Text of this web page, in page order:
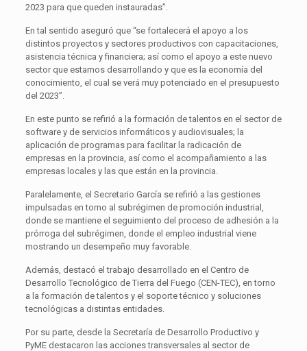
2023 para que queden instauradas”.
En tal sentido aseguró que “se fortalecerá el apoyo a los
distintos proyectos y sectores productivos con capacitaciones,
asistencia técnica y financiera; así como el apoyo a este nuevo
sector que estamos desarrollando y que es la economía del
conocimiento, el cual se verá muy potenciado en el presupuesto
del 2023”.
En este punto se refirió a la formación de talentos en el sector de
software y de servicios informáticos y audiovisuales; la
aplicación de programas para facilitar la radicación de
empresas en la provincia, así como el acompañamiento a las
empresas locales y las que están en la provincia.
Paralelamente, el Secretario García se refirió a las gestiones
impulsadas en torno al subrégimen de promoción industrial,
donde se mantiene el seguimiento del proceso de adhesión a la
prórroga del subrégimen, donde el empleo industrial viene
mostrando un desempeño muy favorable.
Además, destacó el trabajo desarrollado en el Centro de
Desarrollo Tecnológico de Tierra del Fuego (CEN-TEC), en torno
a la formación de talentos y el soporte técnico y soluciones
tecnológicas a distintas entidades.
Por su parte, desde la Secretaría de Desarrollo Productivo y
PyME destacaron las acciones transversales al sector de